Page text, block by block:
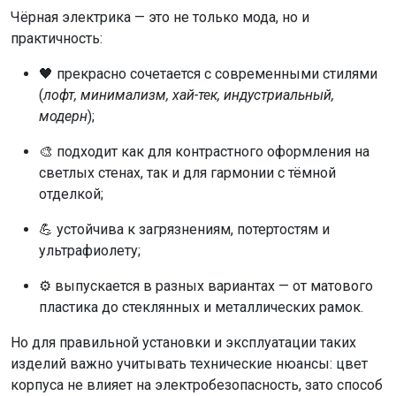
Чёрная электрика — это не только мода, но и
практичность:
🖤 прекрасно сочетается с современными стилями
(лофт, минимализм, хай-тек, индустриальный,
модерн);
🎨 подходит как для контрастного оформления на
светлых стенах, так и для гармонии с тёмной
отделкой;
💪 устойчива к загрязнениям, потертостям и
ультрафиолету;
⚙️ выпускается в разных вариантах — от матового
пластика до стеклянных и металлических рамок.
Но для правильной установки и эксплуатации таких
изделий важно учитывать технические нюансы: цвет
корпуса не влияет на электробезопасность, зато способ